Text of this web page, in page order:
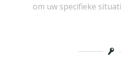
om uw specifieke